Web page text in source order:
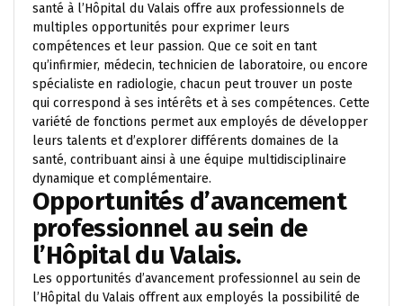
santé à l’Hôpital du Valais offre aux professionnels de
multiples opportunités pour exprimer leurs
compétences et leur passion. Que ce soit en tant
qu’infirmier, médecin, technicien de laboratoire, ou encore
spécialiste en radiologie, chacun peut trouver un poste
qui correspond à ses intérêts et à ses compétences. Cette
variété de fonctions permet aux employés de développer
leurs talents et d’explorer différents domaines de la
santé, contribuant ainsi à une équipe multidisciplinaire
dynamique et complémentaire.
Opportunités d’avancement
professionnel au sein de
l’Hôpital du Valais.
Les opportunités d’avancement professionnel au sein de
l’Hôpital du Valais offrent aux employés la possibilité de